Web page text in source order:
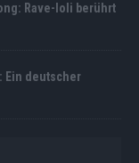
Rave-Ioli berührt
Ein deutscher